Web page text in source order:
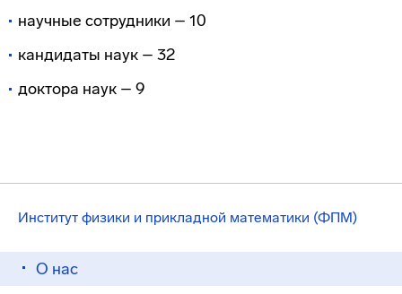
Институт физики и прикладной математики (ФПМ)
О нас
научные сотрудники – 10
кандидаты наук – 32
доктора наук – 9